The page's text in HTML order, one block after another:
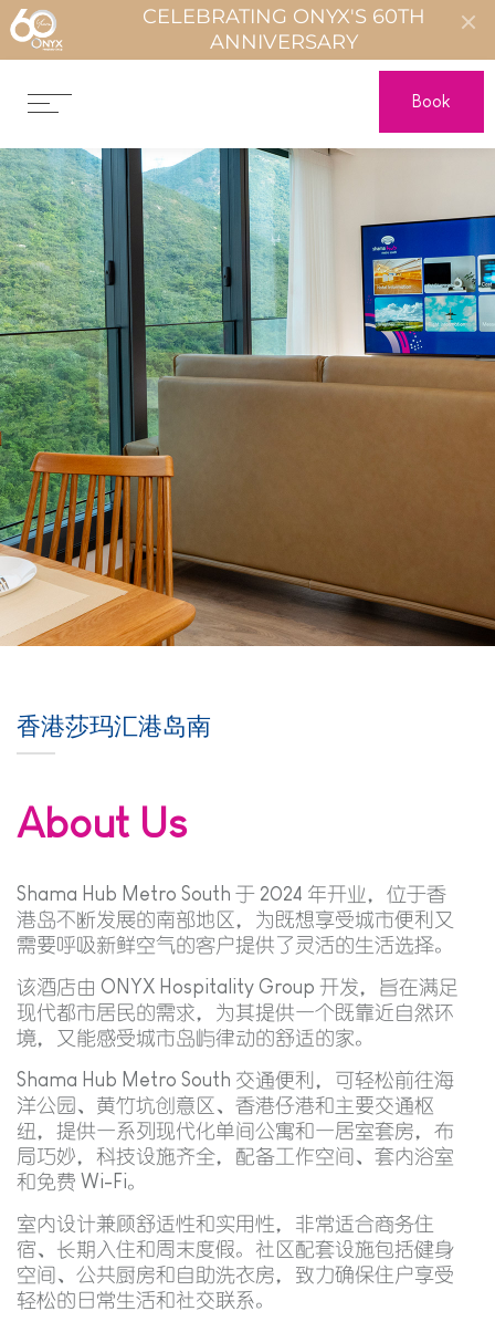
CELEBRATING ONYX'S 60TH
ANNIVERSARY
Book
香港莎玛汇港岛南
About Us
Shama Hub Metro South 于 2024 年开业，位于香
港岛不断发展的南部地区，为既想享受城市便利又
需要呼吸新鲜空气的客户提供了灵活的生活选择。
该酒店由 ONYX Hospitality Group 开发，旨在满足
现代都市居民的需求，为其提供一个既靠近自然环
境，又能感受城市岛屿律动的舒适的家。
Shama Hub Metro South 交通便利，可轻松前往海
洋公园、黄竹坑创意区、香港仔港和主要交通枢
纽，提供一系列现代化单间公寓和一居室套房，布
局巧妙，科技设施齐全，配备工作空间、套内浴室
和免费 Wi-Fi。
室内设计兼顾舒适性和实用性，非常适合商务住
宿、长期入住和周末度假。社区配套设施包括健身
空间、公共厨房和自助洗衣房，致力确保住户享受
轻松的日常生活和社交联系。